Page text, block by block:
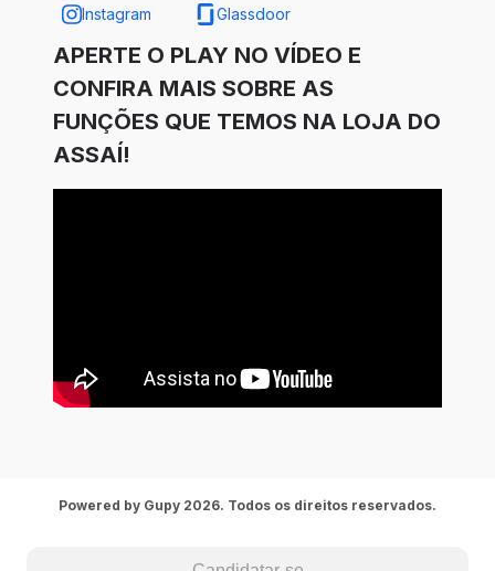
Instagram Glassdoor
APERTE O PLAY NO VÍDEO E
CONFIRA MAIS SOBRE AS
FUNÇÕES QUE TEMOS NA LOJA DO
ASSAÍ!
Powered by Gupy 2026. Todos os direitos reservados.